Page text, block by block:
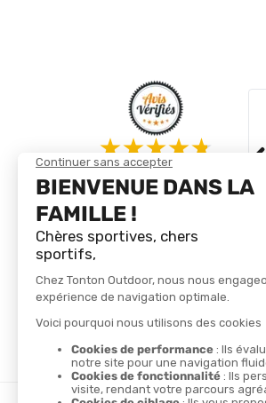
4.8/5
Basé sur4 318avis des 12 derniers mois
Voir tous les avis
PAIEMENT SÉCURISÉ